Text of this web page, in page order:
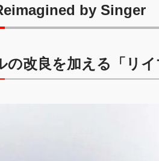
by Singer
の改良を加える「リ